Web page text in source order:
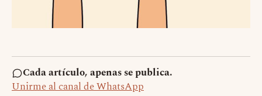
Cada artículo, apenas se publica.
Unirme al canal de WhatsApp